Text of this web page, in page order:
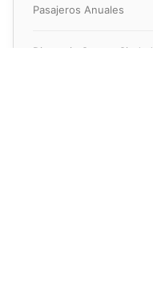
Pasajeros Anuales
Distancia Centro Ciudad